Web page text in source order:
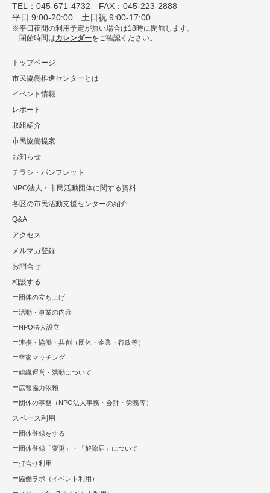
TEL： 045-671-4732 FAX：045-223-2888
平⽇ 9:00-20:00 ⼟⽇祝 9:00-17:00
平日夜間の利用予定が無い場合は18時に閉館します。
閉館時間はカレンダーをご確認ください。
トップページ
市民協働推進センターとは
イベント情報
レポート
取組紹介
市⺠協働提案
お知らせ
チラシ・パンフレット
NPO法⼈・市⺠活動団体に関する資料
各区の市⺠活動⽀援センターの紹介
Q&A
アクセス
メルマガ登録
お問合せ
相談する
団体の立ち上げ
活動・事業の内容
NPO法⼈設⽴
連携・協働・共創（団体・企業・⾏政等）
空家マッチング
組織運営・活動について
広報協⼒依頼
団体の事務（NPO法人事務・会計・労務等）
スペース利用
団体登録をする
団体登録「変更」・「解除届」について
打合せ利用
協働ラボ（イベント利⽤）